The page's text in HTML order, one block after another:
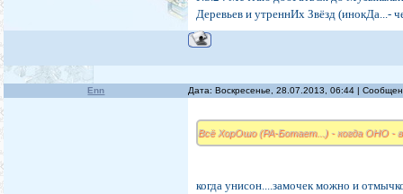
Деревьев и утреннИх Звёзд (инокДа...-
Enn Дата: Воскресенье, 28.07.2013, 06:44 |
Всё ХорОшо (РА-Ботает...) - когда ОНО -
когда унисон....замочек можно и